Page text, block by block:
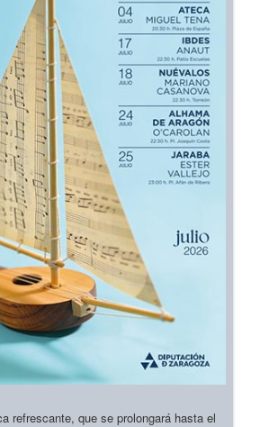
que se prolongará hasta el